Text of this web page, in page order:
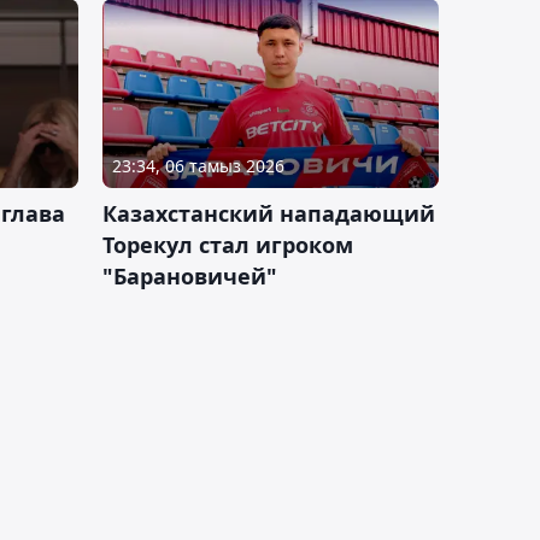
23:34, 06 тамыз 2026
Казахстанский нападающий
Торекул стал игроком
"Барановичей"